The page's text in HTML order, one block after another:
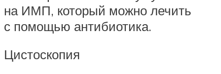
на ИМП, который можно лечить
с помощью антибиотика.
Цистоскопия